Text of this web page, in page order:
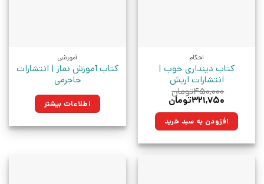
احکام
کتاب دینداری خوب |
انتشارات اریش
۴۵۰,۰۰۰تومان
قیمت
۴۵۰,۰۰۰تومان
بود.
۳۲۱,۷۵۰تومان
۳۲۱,۷۵۰تومان.افزودن به سبد خرید
آموزشی
کتاب آموزش نماز | انتشارات
جاجرمی
اطلاعات بیشتر